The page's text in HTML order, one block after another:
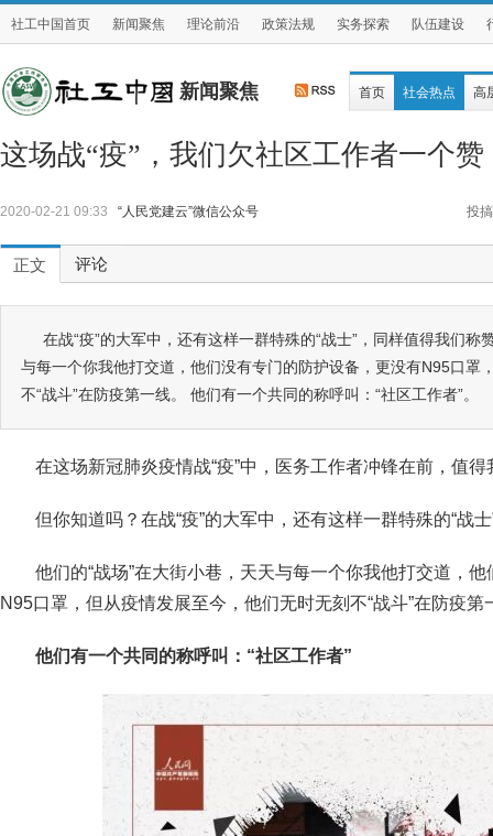
社工中国首页 新闻聚焦 理论前沿 政策法规 实务探索 队伍建设
新闻聚焦 首页 社会热点 高
这场战“疫”，我们欠社区工作者一个赞
2020-02-21 09:33 “人民党建云”微信公众号 投搞
正文 评论
在战“疫”的大军中，还有这样一群特殊的“战士”，同样值得我们称
与每一个你我他打交道，他们没有专门的防护设备，更没有N95口罩
不“战斗”在防疫第一线。 他们有一个共同的称呼叫：“社区工作者”。
在这场新冠肺炎疫情战“疫”中，医务工作者冲锋在前，值
但你知道吗？在战“疫”的大军中，还有这样一群特殊的“战
他们的“战场”在大街小巷，天天与每一个你我他打交道，
N95口罩，但从疫情发展至今，他们无时无刻不“战斗”在防疫第
他们有一个共同的称呼叫： “社区工作者”